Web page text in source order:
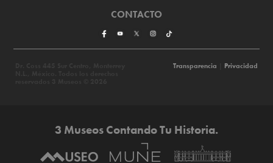
CONTACTO
Transparencia Privacidad
3 Museos Contando Tu Historia.